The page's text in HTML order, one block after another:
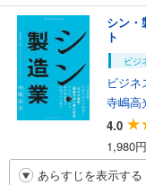
シン
ト
ビジ
ビジネ
寺嶋高
4.0
1,980
あらすじを表示する